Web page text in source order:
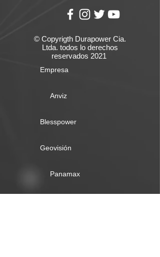
© Copyrigth Durapower Cia.
Ltda. todos lo derechos
reservados 2021
Empresa
Anviz
Blesspower
Geovisión
Panamax